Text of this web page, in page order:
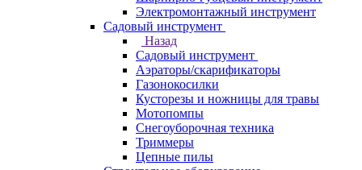
Электромонтажный инструмент
Садовый инструмент
Назад
Садовый инструмент
Аэраторы/скарификаторы
Газонокосилки
Кусторезы и ножницы для травы
Мотопомпы
Снегоуборочная техника
Триммеры
Цепные пилы